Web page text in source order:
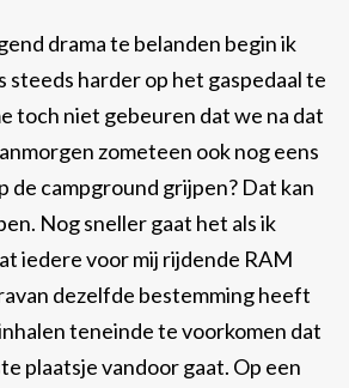
drama te belanden begin ik
steeds harder op het gaspedaal te
toch niet gebeuren dat we na dat
zometeen ook nog eens
de campground grijpen? Dat kan
Nog sneller gaat het als ik
iedere voor mij rijdende RAM
dezelfde bestemming heeft
teneinde te voorkomen dat
plaatsje vandoor gaat. Op een